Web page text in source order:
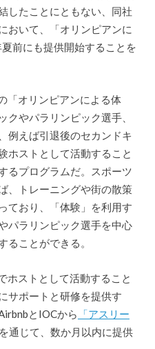
したことにともない、同社
おいて、「オリンピアンに
前にも提供開始することを
「オリンピアンによる体
クやパラリンピック選手、
例えば引退後のセカンドキ
ホストとして活動すること
るプログラムだ。スポーツ
、トレーニングや街の散策
ており、「体験」を利用す
パラリンピック選手を中心
ることができる。
ホストとして活動すること
サポートと研修を提供す
とIOCから
「アスリー
を通じて、数か月以内に提供